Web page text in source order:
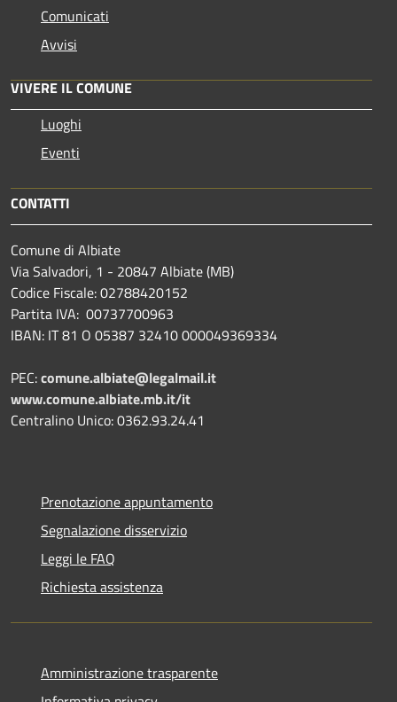
Comunicati
Avvisi
VIVERE IL COMUNE
Luoghi
Eventi
CONTATTI
Comune di Albiate
Via Salvadori, 1 - 20847 Albiate (MB)
Codice Fiscale: 02788420152
Partita IVA: 00737700963
IBAN: IT 81 O 05387 32410 000049369334
PEC:comune.albiate@legalmail.it
www.comune.albiate.mb.it/it
Centralino Unico: 0362.93.24.41
Prenotazione appuntamento
Segnalazione disservizio
Leggi le FAQ
Richiesta assistenza
Amministrazione trasparente